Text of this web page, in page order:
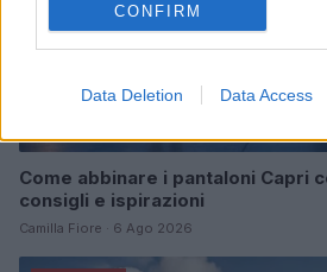
CONFIRM
Data Deletion Data Access
Come abbinare i pantaloni Capri
consigli e ispirazioni
Camilla Fiore · 6 Ago 2026